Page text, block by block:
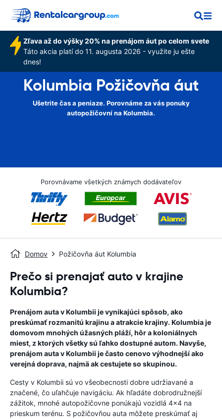
Zľava až do výšky 20% na prenájom áut po celom svete
Táto akcia platí do 11. augusta 2026 - využite ju ešte
dnes!
Kolumbia Požičovňa áut
Ušetrite čas a peniaze. Porovnáme za vás ponuky
autopožičovní na Kolumbia.
Porovnávame všetkých známych dodávateľov
Domov Požičovňa áut Kolumbia
Prečo si prenajať auto v krajine
Kolumbia?
Prenájom auta v Kolumbii je vynikajúci spôsob, ako
preskúmať rozmanitú krajinu a atrakcie krajiny. Kolumbia je
domovom mnohých úžasných pláží, hôr a koloniálnych
miest, z ktorých všetky sú ľahko dostupné autom. Navyše,
prenájom auta v Kolumbii je často cenovo výhodnejší ako
verejná doprava, najmä ak cestujete so skupinou.
Cesty v Kolumbii sú vo všeobecnosti dobre udržiavané a
značené, čo uľahčuje navigáciu. Ak hľadáte dobrodružnejší
zážitok, mnohé autopožičovne ponúkajú vozidlá 4x4 na
prieskum terénu. S požičovňou auta môžete preskúmať aj